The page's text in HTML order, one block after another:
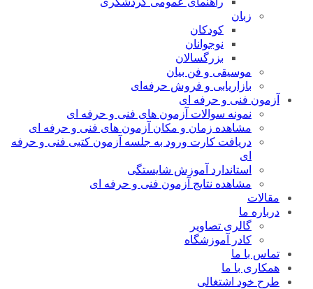
زبان
کودکان
نوجوانان
بزرگسالان
موسیقی و فن بیان
بازاریابی و فروش حرفه‌ای
آزمون فنی و حرفه ای
نمونه سوالات آزمون های فنی و حرفه ای
مشاهده زمان و مکان آزمون های فنی و حرفه ای
دریافت کارت ورود به جلسه آزمون کتبی فنی و حرفه
ای
استاندارد آموزش شایستگی
مشاهده نتایج آزمون فنی و حرفه ای
مقالات
درباره ما
گالری تصاویر
کادر آموزشگاه
تماس با ما
همکاری با ما
طرح خود اشتغالی